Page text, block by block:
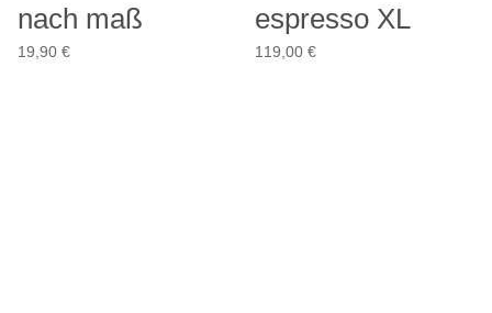
nach maß
19,90 €
espresso XL
119,00€